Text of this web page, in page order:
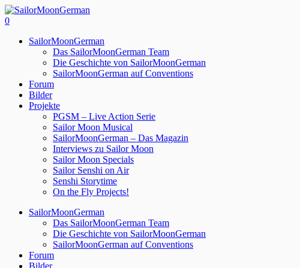
0
SailorMoonGerman
Das SailorMoonGerman Team
Die Geschichte von SailorMoonGerman
SailorMoonGerman auf Conventions
Forum
Bilder
Projekte
PGSM – Live Action Serie
Sailor Moon Musical
SailorMoonGerman – Das Magazin
Interviews zu Sailor Moon
Sailor Moon Specials
Sailor Senshi on Air
Senshi Storytime
On the Fly Projects!
SailorMoonGerman
Das SailorMoonGerman Team
Die Geschichte von SailorMoonGerman
SailorMoonGerman auf Conventions
Forum
Bilder